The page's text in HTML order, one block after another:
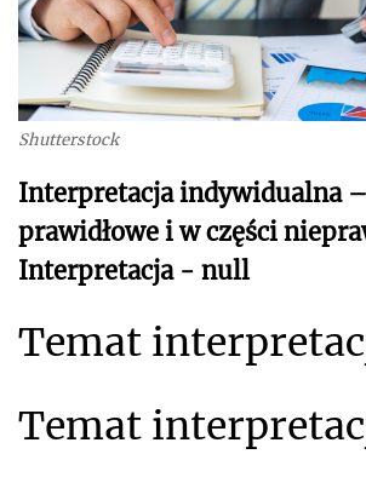
Shutterstock
Interpretacja indywidualna
prawidłowe i w części
Interpretacja - null
Temat
Temat